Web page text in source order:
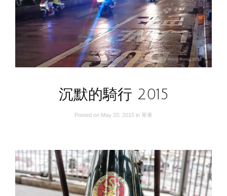
沉默的騎行 2015
Posted on May 20, 2015 in 單車